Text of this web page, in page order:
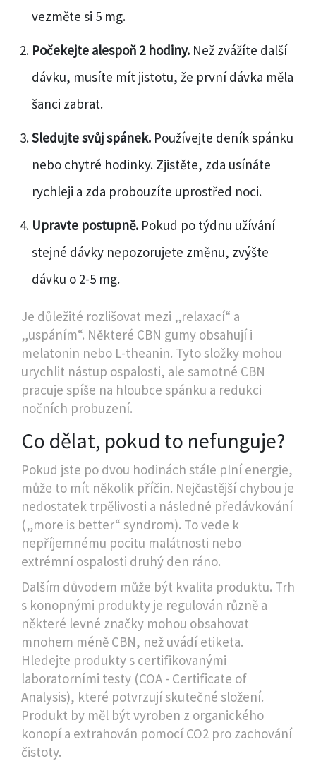
vezměte si 5 mg.
Počekejte alespoň 2 hodiny. Než zvážíte další
dávku, musíte mít jistotu, že první dávka měla
šanci zabrat.
Sledujte svůj spánek. Používejte deník spánku
nebo chytré hodinky. Zjistěte, zda usínáte
rychleji a zda probouzíte uprostřed noci.
Upravte postupně. Pokud po týdnu užívání
stejné dávky nepozorujete změnu, zvýšte
dávku o 2-5 mg.
Je důležité rozlišovat mezi „relaxací“ a
„uspáním“. Některé CBN gumy obsahují i
melatonin nebo L-theanin. Tyto složky mohou
urychlit nástup ospalosti, ale samotné CBN
pracuje spíše na hloubce spánku a redukci
nočních probuzení.
Co dělat, pokud to nefunguje?
Pokud jste po dvou hodinách stále plní energie,
může to mít několik příčin. Nejčastější chybou je
nedostatek trpělivosti a následné předávkování
(„more is better“ syndrom). To vede k
nepříjemnému pocitu malátnosti nebo
extrémní ospalosti druhý den ráno.
Dalším důvodem může být kvalita produktu. Trh
s konopnými produkty je regulován různě a
některé levné značky mohou obsahovat
mnohem méně CBN, než uvádí etiketa.
Hledejte produkty s certifikovanými
laboratorními testy (COA - Certificate of
Analysis), které potvrzují skutečné složení.
Produkt by měl být vyroben z organického
konopí a extrahován pomocí CO2 pro zachování
čistoty.